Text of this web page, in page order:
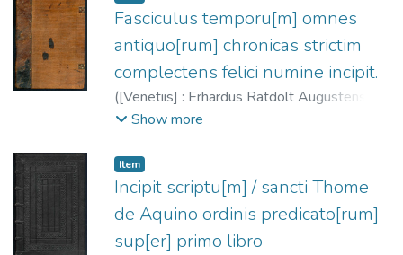
1353-1435; Johann von Köln, fl. 1471-
1491
Herbort, Johann, m. 1484; Jenson,
Nicolas, ca. 1420-1480 ;Döring, Mathias
(O.F.M.), ca. 1400-1469
Fasciculus temporu[m] omnes
antiquo[rum] chronicas strictim
complectens felici numine incipit.
([Venetiis] : Erhardus Ratdolt Augustensis
impressioni parauit,
1502
Show more
Item
Incipit scriptu[m] / sancti Thome
de Aquino ordinis predicato[rum]
sup[er] primo libro